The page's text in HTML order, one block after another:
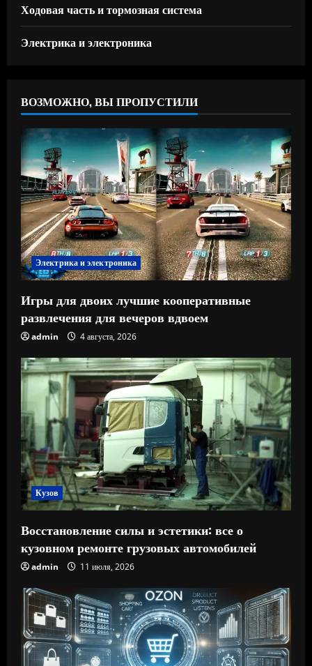
Ходовая часть и тормозная система
Электрика и электроника
ВОЗМОЖНО, ВЫ ПРОПУСТИЛИ
Электрика и электроника
Игры для двоих лучшие кооперативные
развлечения для вечеров вдвоем
admin 4 августа, 2026
Кузов
Восстановление силы и эстетики: все о
кузовном ремонте грузовых автомобилей
admin 11 июля, 2026